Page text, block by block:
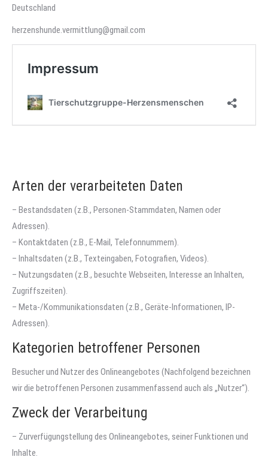
Deutschland
herzenshunde.vermittlung@gmail.com
Arten der verarbeiteten Daten
– Bestandsdaten (z.B., Personen-Stammdaten, Namen oder
Adressen).
– Kontaktdaten (z.B., E-Mail, Telefonnummern).
– Inhaltsdaten (z.B., Texteingaben, Fotografien, Videos).
– Nutzungsdaten (z.B., besuchte Webseiten, Interesse an Inhalten,
Zugriffszeiten).
– Meta-/Kommunikationsdaten (z.B., Geräte-Informationen, IP-
Adressen).
Kategorien betroffener Personen
Besucher und Nutzer des Onlineangebotes (Nachfolgend bezeichnen
wir die betroffenen Personen zusammenfassend auch als „Nutzer“).
Zweck der Verarbeitung
– Zurverfügungstellung des Onlineangebotes, seiner Funktionen und
Inhalte.